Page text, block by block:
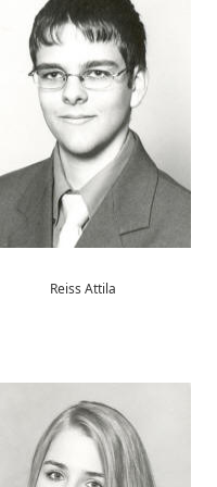
Reiss Attila